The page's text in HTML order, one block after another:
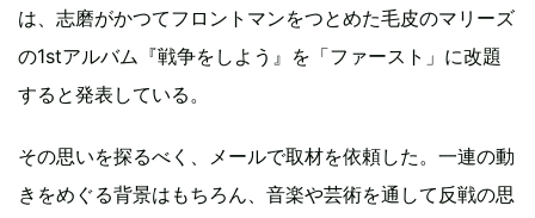
は、志磨がかつてフロントマンをつとめた毛皮のマリーズ
の1stアルバム『戦争をしよう』を「ファースト」に改題
すると発表している。
その思いを探るべく、メールで取材を依頼した。一連の動
きをめぐる背景はもちろん、音楽や芸術を通して反戦の思